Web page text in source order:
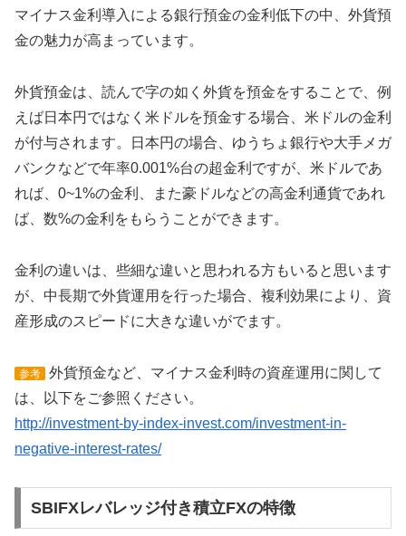
マイナス金利導入による銀行預金の金利低下の中、外貨預
金の魅力が高まっています。
外貨預金は、読んで字の如く外貨を預金をすることで、例
えば日本円ではなく米ドルを預金する場合、米ドルの金利
が付与されます。日本円の場合、ゆうちょ銀行や大手メガ
バンクなどで年率0.001%台の超金利ですが、米ドルであ
れば、0~1%の金利、また豪ドルなどの高金利通貨であれ
ば、数%の金利をもらうことができます。
金利の違いは、些細な違いと思われる方もいると思います
が、中長期で外貨運用を行った場合、複利効果により、資
産形成のスピードに大きな違いがでます。
参考
外貨預金など、マイナス金利時の資産運用に関して
は、以下をご参照ください。
http://investment-by-index-invest.com/investment-in-
negative-interest-rates/
SBIFXレバレッジ付き積立FXの特徴